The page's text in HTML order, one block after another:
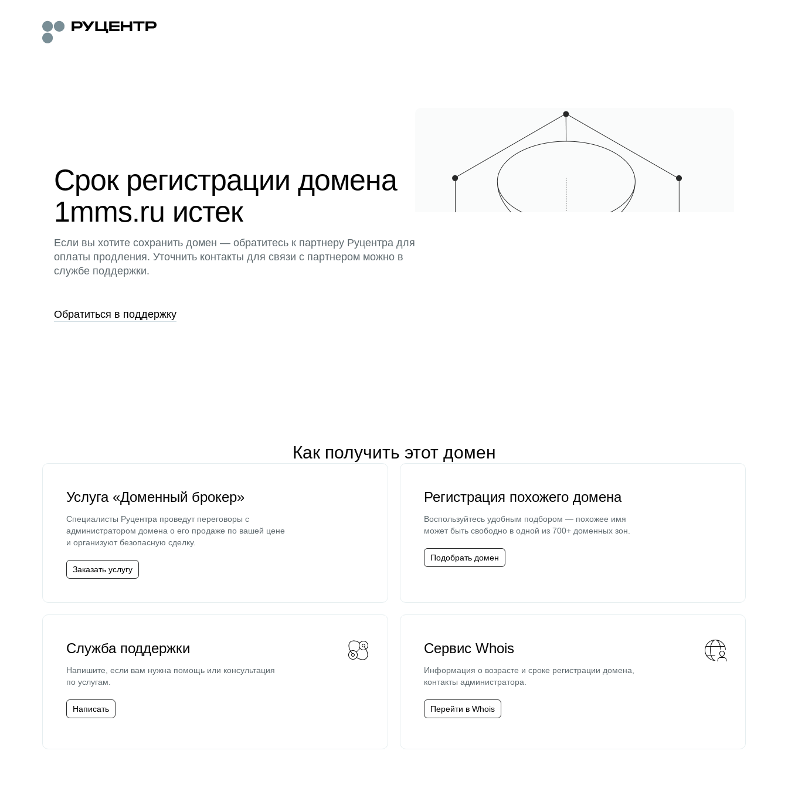
Срок регистрации домена
1mms.ru истек
Если вы хотите сохранить домен — обратитесь к партнеру Руцентра для
оплаты продления. Уточнить контакты для связи с партнером можно в
службе поддержки.
Обратиться в поддержку
Как получить этот домен
Услуга «Доменный брокер»
Специалисты Руцентра проведут переговоры с
администратором домена о его продаже по вашей цене
и организуют безопасную сделку.
Заказать услугу
Регистрация похожего домена
Воспользуйтесь удобным подбором — похожее имя
может быть свободно в одной из 700+ доменных зон.
Подобрать домен
Служба поддержки
Напишите, если вам нужна помощь или консультация
по услугам.
Написать
Сервис Whois
Информация о возрасте и сроке регистрации домена,
контакты администратора.
Перейти в Whois